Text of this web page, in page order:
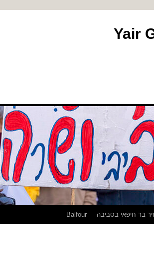
בר חיפאי בסביבה Balfour